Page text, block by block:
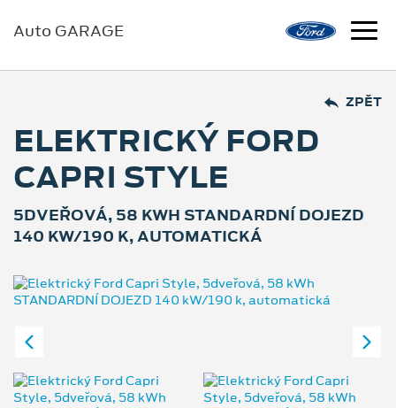
Auto GARAGE
ZPĚT
ELEKTRICKÝ FORD
CAPRI STYLE
5DVEŘOVÁ, 58 KWH STANDARDNÍ DOJEZD
140 KW/190 K, AUTOMATICKÁ